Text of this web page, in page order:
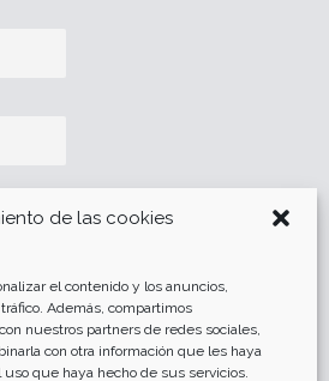
de las cookies
el contenido y los anuncios,
Además, compartimos
nuestros partners de redes sociales,
con otra información que les haya
que haya hecho de sus servicios.